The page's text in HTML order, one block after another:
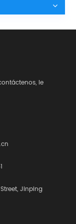
le
Jinping